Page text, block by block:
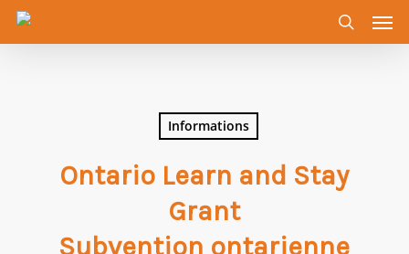
Skip
search
Informations
Ontario Learn and Stay
Grant
Subvention ontarienne